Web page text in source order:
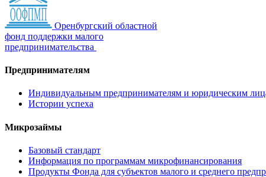
Оренбургский областной
фонд поддержки малого
предпринимательства
Предпринимателям
Индивидуальным предпринимателям и юридическим
Истории успеха
Микрозаймы
Базовый стандарт
Информация по программам микрофинансирования
Продукты Фонда для субъектов малого и среднего